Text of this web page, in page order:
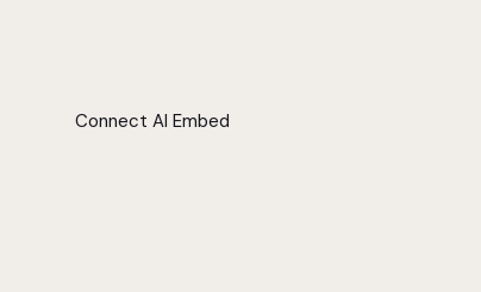
Connect AI Embed